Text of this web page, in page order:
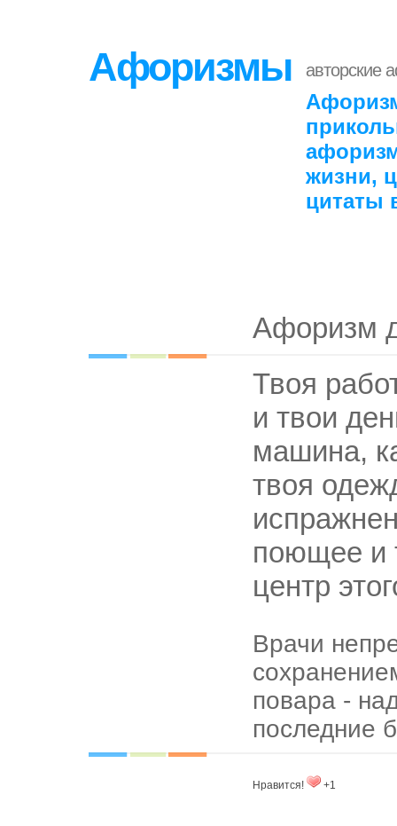
Афоризмы авторские
жизни,
цитаты
Афоризм
Твоя
и твои
машина,
твоя
поющее и
центр
Врачи
повара -
последние
Нравится! +1